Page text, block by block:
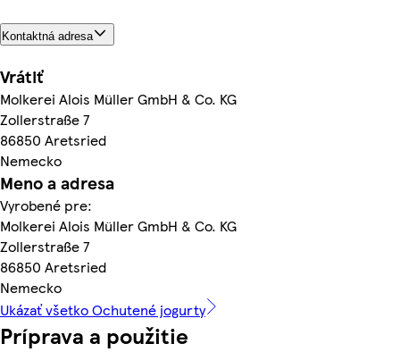
Kontaktná adresa
Vrátiť
Molkerei Alois Müller GmbH & Co. KG
Zollerstraße 7
86850 Aretsried
Nemecko
Meno a adresa
Vyrobené pre:
Molkerei Alois Müller GmbH & Co. KG
Zollerstraße 7
86850 Aretsried
Nemecko
Ukázať všetko Ochutené jogurty
Príprava a použitie